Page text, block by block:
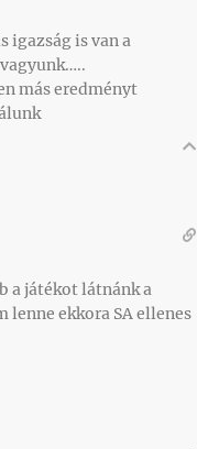
igazság is van a
más eredményt
a játékot látnánk a
lenne ekkora SA ellenes